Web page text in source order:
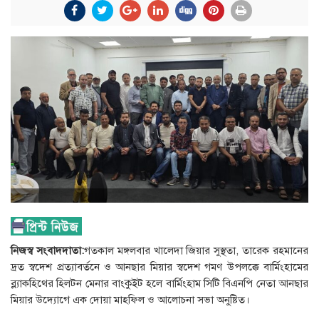
নিজস্ব সংবাদদাতা:গতকাল মঙ্গলবার খালেদা জিয়ার সুস্থতা, তারেক রহমানের
দ্রত স্বদেশ প্রত্যাবর্তনে ও আনছার মিয়ার স্বদেশ গমণ উপলক্কে বার্মিংহামের
ব্ল‍্যাকহিথের হিলটন মেনার বাংকুইট হলে বার্মিংহাম সিটি বিএনপি নেতা আনছার
মিয়ার উদ্যোগে এক দোয়া মাহফিল ও আলোচনা সভা অনুষ্টিত।